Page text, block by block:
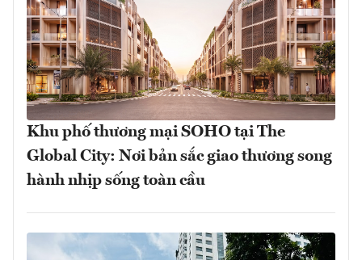
Khu phố thương mại SOHO tại The
Global City: Nơi bản sắc giao thương song
hành nhịp sống toàn cầu